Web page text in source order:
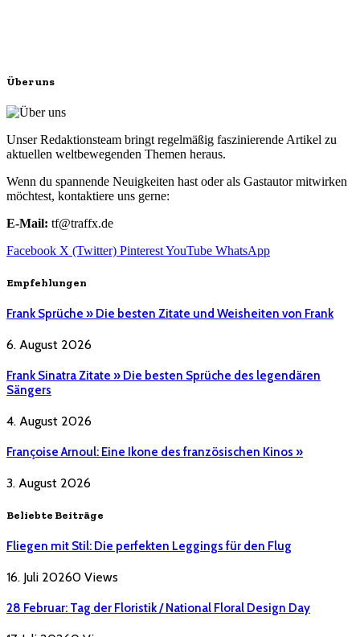
Über uns
Unser Redaktionsteam bringt regelmäßig faszinierende Artikel zu
aktuellen weltbewegenden Themen heraus.
Wenn du spannende Neuigkeiten hast oder als Gastautor mitwirken
möchtest, kontaktiere uns gerne:
E-Mail: tf@traffx.de
Facebook X (Twitter) PinterestYouTube WhatsApp
Empfehlungen
Frank Sprüche » Die besten Zitate und Weisheiten von Frank
6. August 2026
Frank Sinatra Zitate » Die besten Sprüche des legendären
Sängers
4. August 2026
Françoise Arnoul: Eine Ikone des französischen Kinos »
3. August 2026
Beliebte Beiträge
Fliegen mit Stil: Die perfekten Leggings für den Flug
16. Juli 20260 Views
28 Februar: Tag der Floristik / National Floral Design Day